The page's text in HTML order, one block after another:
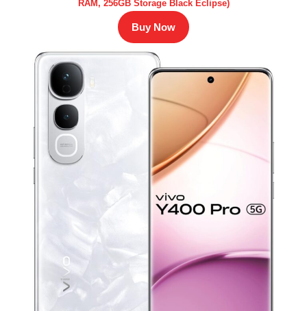
RAM, 256GB Storage Black Eclipse)
Buy Now